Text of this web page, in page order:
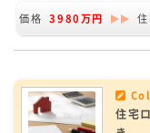
価格 3980万円
住宅